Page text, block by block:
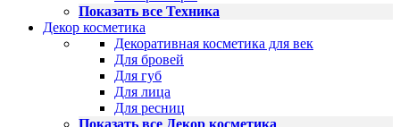
Показать все Техника
Декор косметика
Декоративная косметика для век
Для бровей
Для губ
Для лица
Для ресниц